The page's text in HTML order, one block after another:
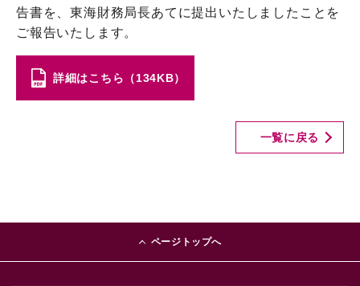
告書を、東海財務局長あてに提出いたしましたことを
ご報告いたします。
詳細はこちら（134KB）
一覧に戻る
ページトップへ